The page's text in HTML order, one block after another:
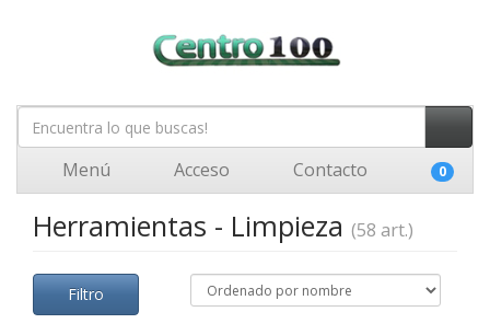
Menú Acceso Contacto 0
Herramientas - Limpieza (58 art.)
Filtro